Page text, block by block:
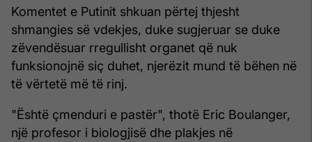
Komentet e Putinit shkuan përtej thjesht
shmangies së vdekjes, duke sugjeruar se duke
zëvendësuar rregullisht organet që nuk
funksionojnë siç duhet, njerëzit mund të bëhen në
të vërtetë më të rinj.
"Është çmenduri e pastër", thotë Eric Boulanger,
një profesor i biologjisë dhe plakjes në